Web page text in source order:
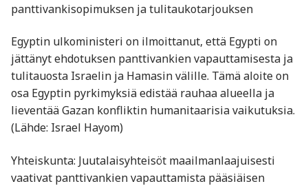
panttivankisopimuksen ja tulitaukotarjouksen
Egyptin ulkoministeri on ilmoittanut, että Egypti on
jättänyt ehdotuksen panttivankien vapauttamisesta ja
tulitauosta Israelin ja Hamasin välille. Tämä aloite on
osa Egyptin pyrkimyksiä edistää rauhaa alueella ja
lieventää Gazan konfliktin humanitaarisia vaikutuksia.
(Lähde: Israel Hayom)
Yhteiskunta: Juutalaisyhteisöt maailmanlaajuisesti
vaativat panttivankien vapauttamista pääsiäisen